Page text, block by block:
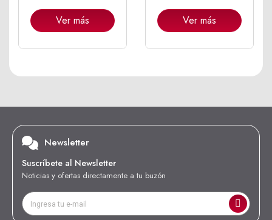
Ver más Ver más
Newsletter
Suscríbete al Newsletter
Noticias y ofertas directamente a tu buzón